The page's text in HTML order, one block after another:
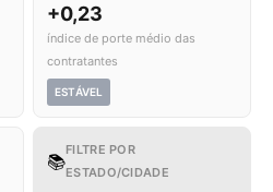
+0,23
índice de porte médio das
contratantes
ESTÁVEL
📚
FILTRE POR
ESTADO/CIDADE